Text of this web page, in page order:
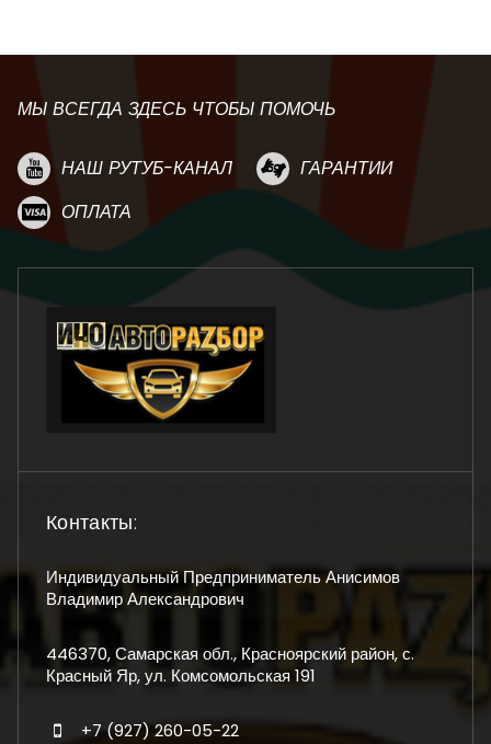
МЫ ВСЕГДА ЗДЕСЬ ЧТОБЫ ПОМОЧЬ
НАШ РУТУБ-КАНАЛ
ГАРАНТИИ
ОПЛАТА
Контакты:
Индивидуальный Предприниматель Анисимов
Владимир Александрович
446370, Самарская обл., Красноярский район, с.
Красный Яр, ул. Комсомольская 191
+7 (927) 260-05-22